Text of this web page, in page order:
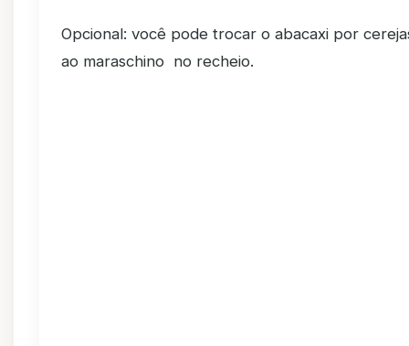
Opcional: você pode trocar o abacaxi por
ao maraschino no recheio.